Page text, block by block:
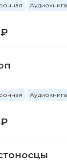
Аудиокнига
Аудиокнига